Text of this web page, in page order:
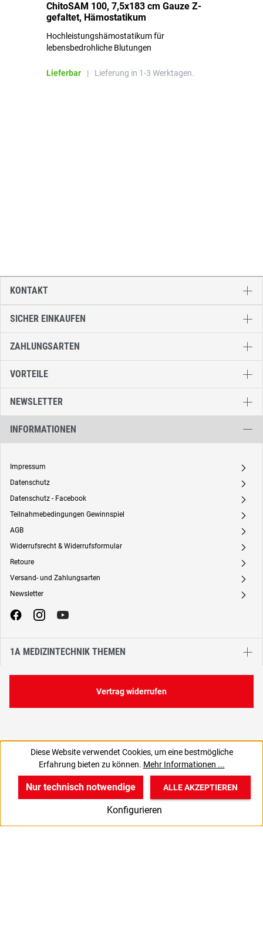
51,28 €
ChitoSAM 100, 7,5x183 cm Gauze Z-
gefaltet, Hämostatikum
Hochleistungshämostatikum für
lebensbedrohliche Blutungen
Lieferbar | Lieferung in 1-3 Werktagen.
SICHER EINKAUFEN
ZAHLUNGSARTEN
VORTEILE
NEWSLETTER
INFORMATIONEN
Impressum A
Datenschutz A
Datenschutz - Facebook A
Teilnahmebedingungen Gewinnspiel A
AGB A
Widerrufsrecht & Widerrufsformular A
Retoure A
Versand- und Zahlungsarten A
Newsletter A
1A MEDIZINTECHNIK THEMEN
KONTAKT
Vertrag widerrufen
Diese Website verwendet Cookies, um eine bestmögliche
Erfahrung bieten zu können. Mehr Informationen ...
Nur technisch notwendige
Konfigurieren
ALLE AKZEPTIEREN
v
Produkte
B